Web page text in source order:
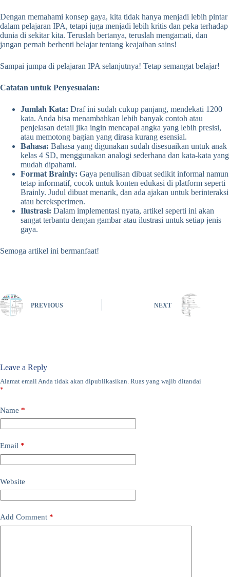
Dengan memahami konsep gaya, kita tidak hanya menjadi lebih pintar
dalam pelajaran IPA, tetapi juga menjadi lebih kritis dan peka terhadap
dunia di sekitar kita. Teruslah bertanya, teruslah mengamati, dan
jangan pernah berhenti belajar tentang keajaiban sains!
Sampai jumpa di pelajaran IPA selanjutnya! Tetap semangat belajar!
Catatan untuk Penyesuaian:
Jumlah Kata: Draf ini sudah cukup panjang, mendekati 1200
kata. Anda bisa menambahkan lebih banyak contoh atau
penjelasan detail jika ingin mencapai angka yang lebih presisi,
atau memotong bagian yang dirasa kurang esensial.
Bahasa: Bahasa yang digunakan sudah disesuaikan untuk anak
kelas 4 SD, menggunakan analogi sederhana dan kata-kata yang
mudah dipahami.
Format Brainly: Gaya penulisan dibuat sedikit informal namun
tetap informatif, cocok untuk konten edukasi di platform seperti
Brainly. Judul dibuat menarik, dan ada ajakan untuk berinteraksi
atau bereksperimen.
Ilustrasi: Dalam implementasi nyata, artikel seperti ini akan
sangat terbantu dengan gambar atau ilustrasi untuk setiap jenis
gaya.
Semoga artikel ini bermanfaat!
PREVIOUS NEXT
Leave a Reply
Alamat email Anda tidak akan dipublikasikan. Ruas yang wajib ditandai
*
Name *
Email *
Website
Add Comment *